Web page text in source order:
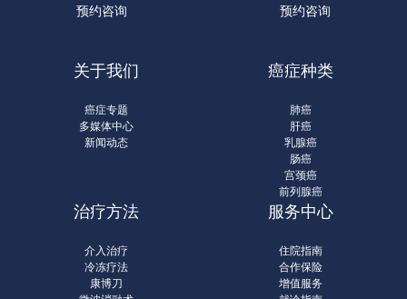
预约咨询
预约咨询
关于我们
癌症专题
多媒体中心
新闻动态
癌症种类
肺癌
肝癌
乳腺癌
肠癌
宫颈癌
前列腺癌
治疗方法
介入治疗
冷冻疗法
康博刀
服务中心
住院指南
合作保险
增值服务